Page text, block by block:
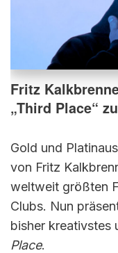
Fritz
„Third Place“
Gold und
von Fritz
weltweit größten
Clubs. Nun
bisher kreativstes
Place.